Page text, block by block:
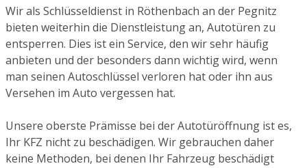
Wir als Schlüsseldienst in Röthenbach an der Pegnitz
bieten weiterhin die Dienstleistung an, Autotüren zu
entsperren. Dies ist ein Service, den wir sehr häufig
anbieten und der besonders dann wichtig wird, wenn
man seinen Autoschlüssel verloren hat oder ihn aus
Versehen im Auto vergessen hat.
Unsere oberste Prämisse bei der Autotüröffnung ist es,
Ihr KFZ nicht zu beschädigen. Wir gebrauchen daher
keine Methoden, bei denen Ihr Fahrzeug beschädigt